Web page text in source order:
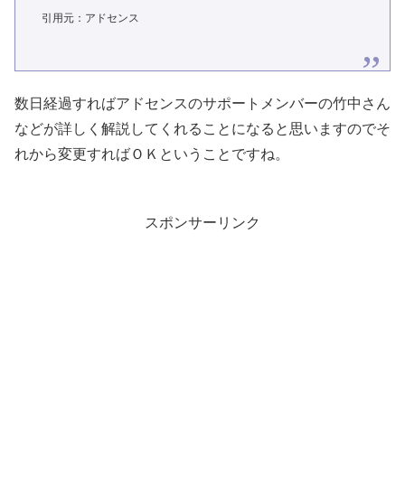
引用元：アドセンス
数日経過すればアドセンスのサポートメンバーの竹中さん
などが詳しく解説してくれることになると思いますのでそ
れから変更すればＯＫということですね。
スポンサーリンク